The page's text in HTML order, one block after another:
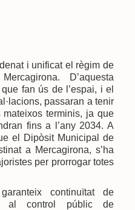
i unificat el règim de
D’aquesta
fan ús de l’espai, i el
passaran a tenir
terminis, ja que
fins a l’any 2034. A
el Dipòsit Municipal de
a Mercagirona, s’ha
per prorrogar totes
continuïtat de
al control públic de